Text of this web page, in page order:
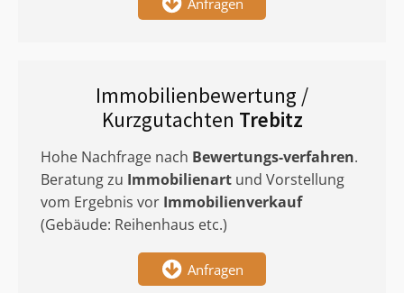
Immobilienbewertung /
Kurzgutachten Trebitz
Hohe Nachfrage nach Bewertungs-verfahren.
Beratung zu Immobilienart und Vorstellung
vom Ergebnis vor Immobilienverkauf
(Gebäude: Reihenhaus etc.)
Anfragen